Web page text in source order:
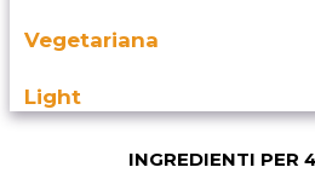
Vegetariana
Light
INGREDIENTI PER